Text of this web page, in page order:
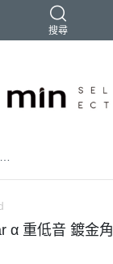
搜尋
α 重低音 鍍金